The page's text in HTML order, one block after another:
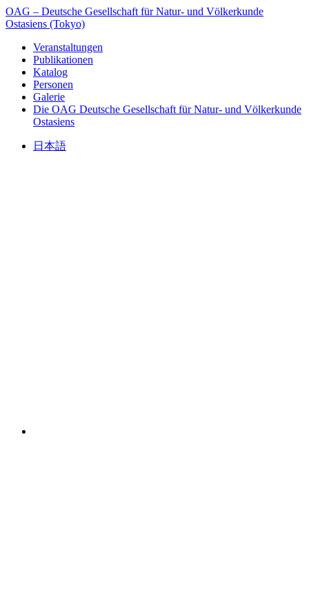
OAG – Deutsche Gesellschaft für Natur- und Völkerkunde
Ostasiens (Tokyo)
Veranstaltungen
Publikationen
Katalog
Personen
Galerie
Die OAG Deutsche Gesellschaft für Natur- und Völkerkunde
Ostasiens
日本語